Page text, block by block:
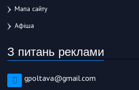
Мапа сайту
Афіша
З питань реклами
gpoltava@gmail.com